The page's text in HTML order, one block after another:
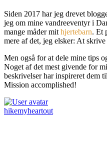
Siden 2017 har jeg drevet
jeg om mine vandreeventyr i
mange måder mithjertebarn. Et
mere af det, jeg elsker: At
Men også for at dele mine tips
Noget af det mest givende for
beskrivelser har inspireret dem
Mission accomplished!
hikemyheartout